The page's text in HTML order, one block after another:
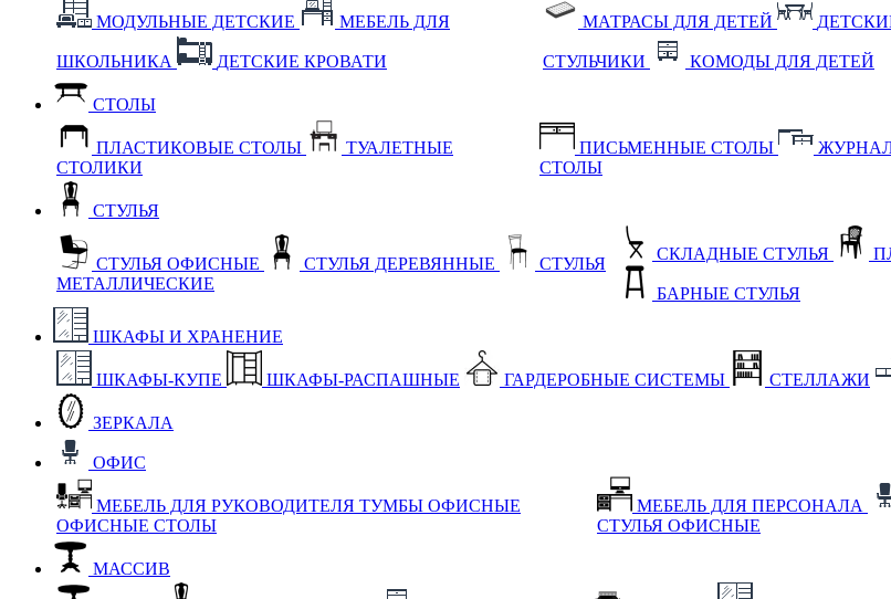
МОДУЛЬНЫЕ ДЕТСКИЕ МЕБЕЛЬ ДЛЯ
ШКОЛЬНИКА ДЕТСКИЕ КРОВАТИ
МАТРАСЫ ДЛЯ ДЕТЕЙ
СТУЛЬЧИКИ КОМОДЫ ДЛЯ ДЕТЕЙ
СТОЛЫ
ПЛАСТИКОВЫЕ СТОЛЫ
ТУАЛЕТНЫЕ
СТОЛИКИ
ПИСЬМЕННЫЕ СТОЛЫ
СТОЛЫ
СТУЛЬЯ
СТУЛЬЯ ОФИСНЫЕ СТУЛЬЯ ДЕРЕВЯННЫЕ
СТУЛЬЯ
МЕТАЛЛИЧЕСКИЕ
СКЛАДНЫЕ СТУЛЬЯ
БАРНЫЕ СТУЛЬЯ
ШКАФЫ И ХРАНЕНИЕ
ШКАФЫ-КУПЕ ШКАФЫ-РАСПАШНЫЕ ГАРДЕРОБНЫЕ СИСТЕМЫ СТЕЛЛАЖИ
ЗЕРКАЛА
ОФИС
МЕБЕЛЬ ДЛЯ РУКОВОДИТЕЛЯ ТУМБЫ ОФИСНЫЕ
ОФИСНЫЕ СТОЛЫ
МЕБЕЛЬ ДЛЯ ПЕРСОНАЛА
СТУЛЬЯ ОФИСНЫЕ
МАССИВ